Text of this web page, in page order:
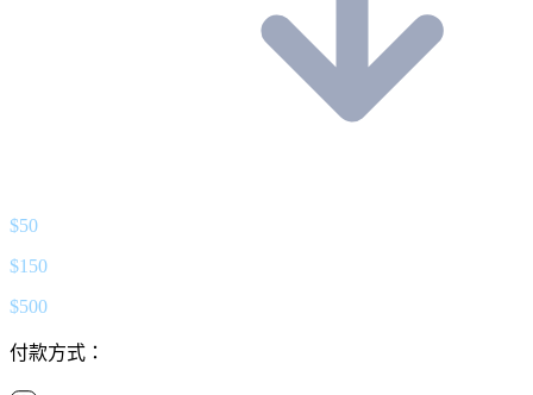
$50
$150
$500
付款方式：